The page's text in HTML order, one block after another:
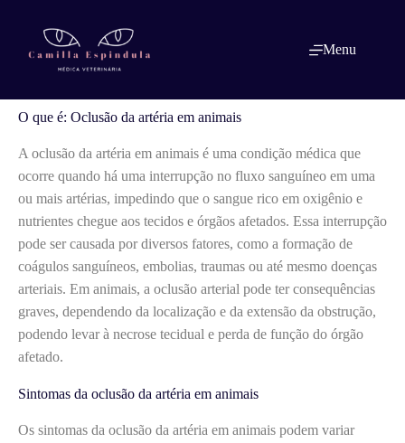
conteúdo
Menu
O que é: Oclusão da artéria em animais
O que é: Oclusão da artéria em animais
A oclusão da artéria em animais é uma condição médica que
ocorre quando há uma interrupção no fluxo sanguíneo em uma
ou mais artérias, impedindo que o sangue rico em oxigênio e
nutrientes chegue aos tecidos e órgãos afetados. Essa interrupção
pode ser causada por diversos fatores, como a formação de
coágulos sanguíneos, embolias, traumas ou até mesmo doenças
arteriais. Em animais, a oclusão arterial pode ter consequências
graves, dependendo da localização e da extensão da obstrução,
podendo levar à necrose tecidual e perda de função do órgão
afetado.
Sintomas da oclusão da artéria em animais
Os sintomas da oclusão da artéria em animais podem variar